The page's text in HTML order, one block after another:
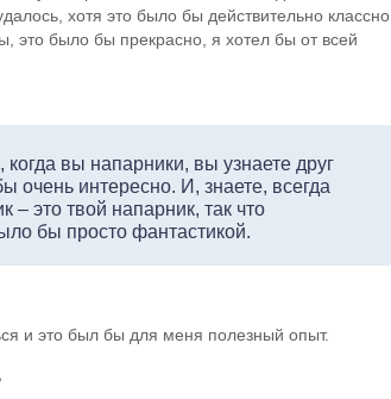
хотя это было бы действительно классно.
это было бы прекрасно, я хотел бы от всей
вы напарники, вы узнаете друг
очень интересно. И, знаете, всегда
– это твой напарник, так что
бы просто фантастикой.
и это был бы для меня полезный опыт.